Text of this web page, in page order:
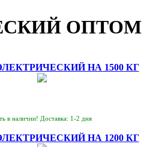
ОПТОМ
НА 1500 КГ
в наличии! Доставка: 1-2 дня
НА 1200 КГ